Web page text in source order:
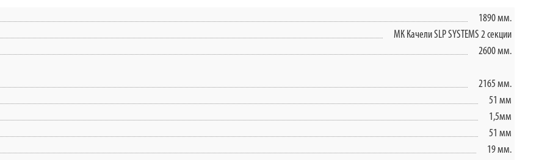
1890 мм.
МК Качели SLP SYSTEMS 2 секции
2600 мм.
2165 мм.
51 мм
1,5мм
51 мм
19 мм.